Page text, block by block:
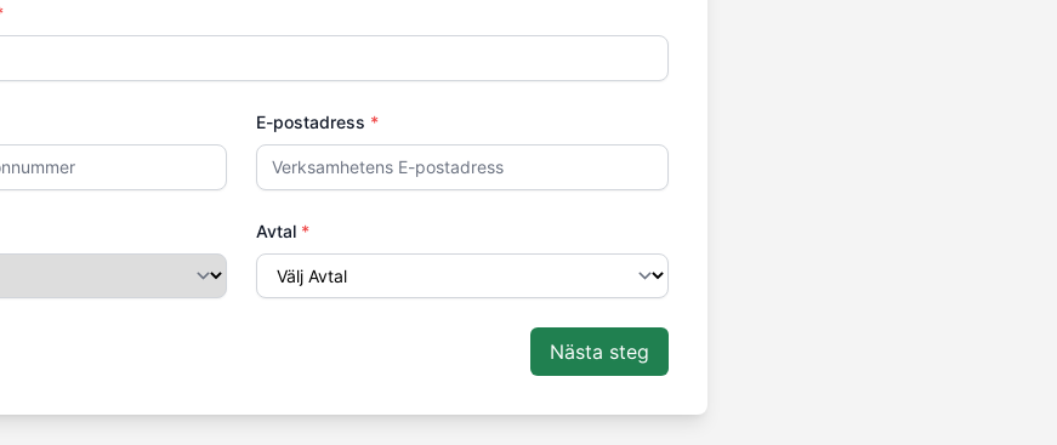
E-postadress *
Avtal *
Nästa steg